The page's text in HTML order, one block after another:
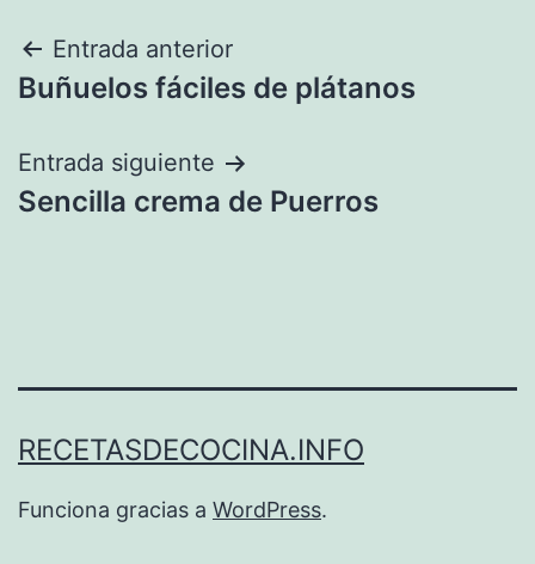
Navegación
de
entradas
Entrada anterior
Buñuelos fáciles de plátanos
Entrada siguiente
Sencilla crema de Puerros
RECETASDECOCINA.INFO
Funciona gracias a WordPress.